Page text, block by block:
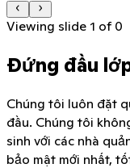
Viewing slide 1 of 0
Đứng đầu
Chúng tôi luôn đặt
đầu. Chúng tôi
sinh với các nhà
bảo mật mới nhất,